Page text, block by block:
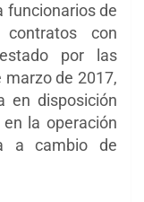
funcionarios de
con
por las
de 2017,
en disposición
la operación
a cambio de